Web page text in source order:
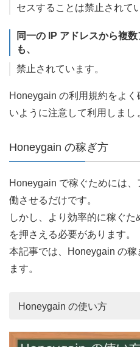
セスすることは禁止されて
同一の IP アドレスから複
も、
禁止されています。
Honeygain の利用規約をよ
いように注意して利用しまし
Honeygain の稼ぎ方
Honeygain で稼ぐためには
働させるだけです。
しかし、より効率的に稼ぐ
を押さえる必要があります。
本記事では、Honeygain の
ます。
Honeygain の使い方